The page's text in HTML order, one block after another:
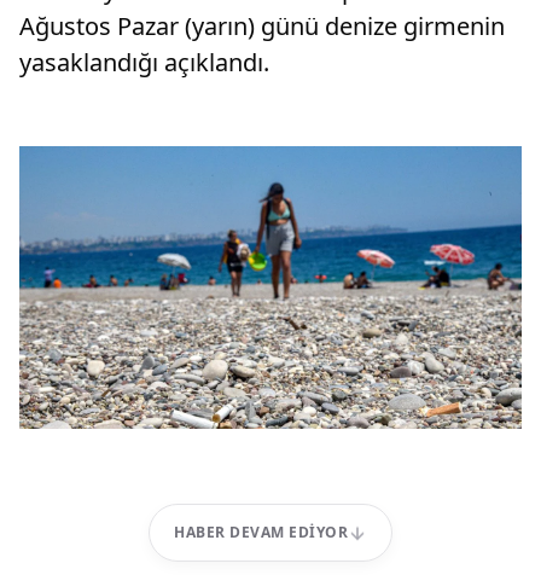
Ağustos Pazar (yarın) günü denize girmenin
yasaklandığı açıklandı.
HABER DEVAM EDIYOR